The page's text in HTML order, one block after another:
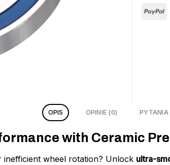
OPIS OPINIE (0) PYTANIA
with Ceramic
inefficient wheel rotation? Unlock ultra-